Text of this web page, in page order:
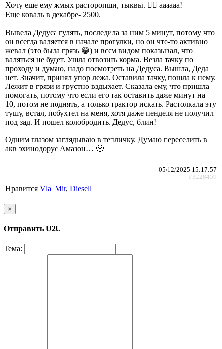
Хочу еще ему жмых расторопши, тыквы. 🤦‍♀️ аааааа!
Еще коваль в декабре- 2500.
Вывела Дедуса гулять, последила за ним 5 минут, потому что
он всегда валяется в начале прогулки, но он что-то активно
жевал (это была грязь 😁) и всем видом показывал, что
валяться не будет. Ушла отвозить корма. Везла тачку по
проходу и думаю, надо посмотреть на Дедуса. Вышла, Деда
нет. Значит, принял упор лежа. Оставила тачку, пошла к нему.
Лежит в грязи и грустно вздыхает. Сказала ему, что пришла
помогать, потому что если его так оставить даже минут на
10, потом не поднять, а только трактор искать. Растолкала эту
тушу, встал, побухтел на меня, хотя даже пенделя не получил
под зад. И пошел колобродить. Дедус, блин!
Одним глазом заглядываю в тепличку. Думаю переселить в
акв эхинодорус Амазон… 😬
05/12/2025 15:17:57
#3228459
Нравится Vla_Mir, Diesell
×
Отправить U2U
Тема: